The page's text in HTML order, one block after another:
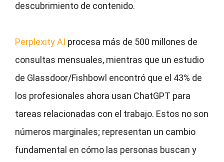
descubrimiento de contenido.
Perplexity AI procesa más de 500 millones de
consultas mensuales, mientras que un estudio
de Glassdoor/Fishbowl encontró que el 43% de
los profesionales ahora usan ChatGPT para
tareas relacionadas con el trabajo. Estos no son
números marginales; representan un cambio
fundamental en cómo las personas buscan y